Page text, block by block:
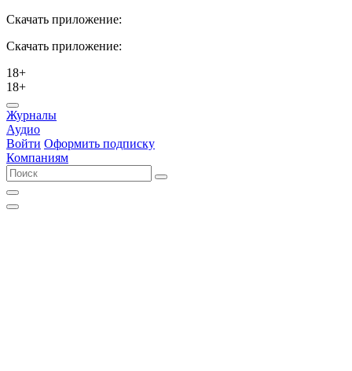
Скачать приложение:
Скачать приложение:
18+
18+
Журналы
Аудио
Войти Оформить подписку
Компаниям